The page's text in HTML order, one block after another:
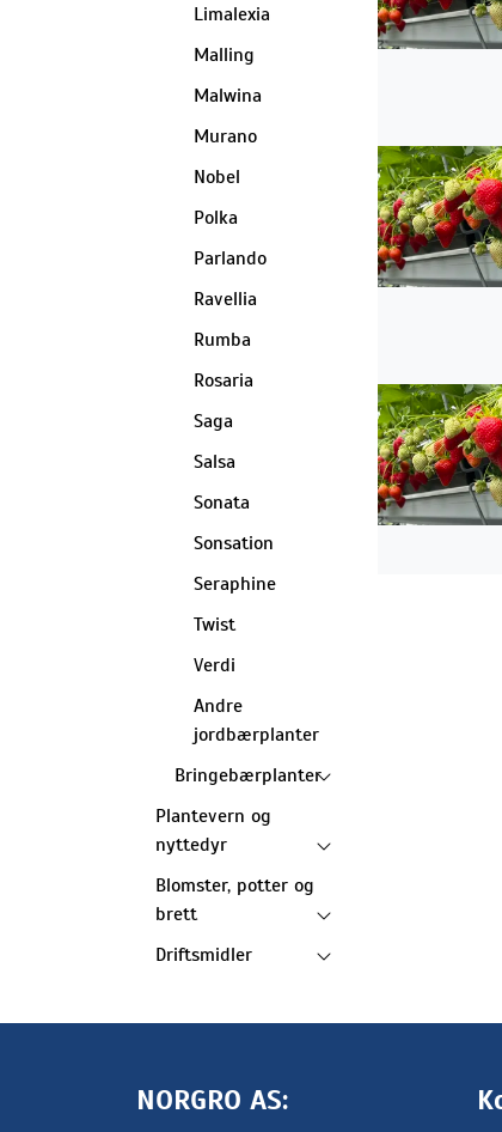
Limalexia
Malling
Malwina
Murano
Nobel
Polka
Parlando
Ravellia
Rumba
Rosaria
Saga
Salsa
Sonata
Sonsation
Seraphine
Twist
Verdi
Andre
jordbærplanter
Bringebærplanter
Plantevern og
nyttedyr
Blomster, potter og
brett
Driftsmidler
NORGRO AS: